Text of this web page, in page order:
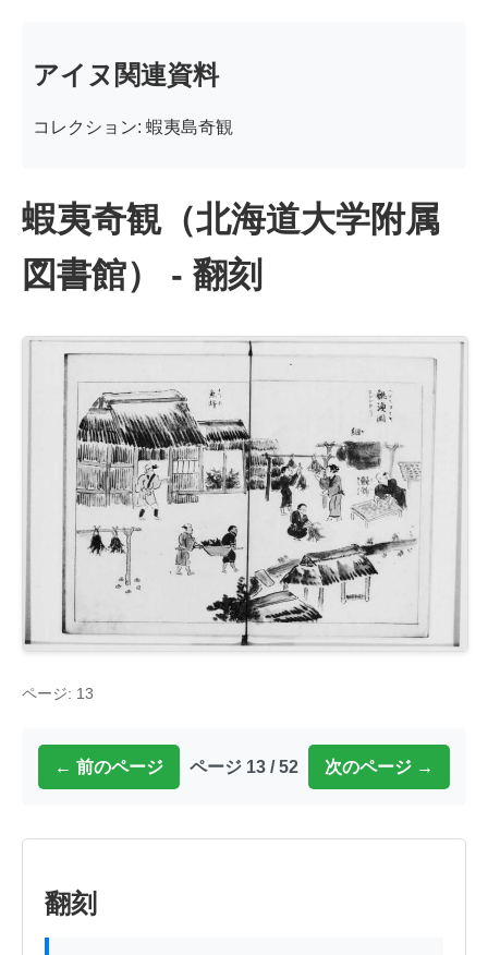
アイヌ関連資料
コレクション: 蝦夷島奇観
蝦夷奇観（北海道大学附属
図書館） - 翻刻
ページ: 13
← 前のページ ページ 13 / 52 次のページ →
翻刻